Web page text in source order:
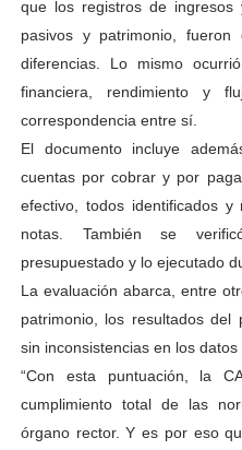
que los registros de ingresos
pasivos y patrimonio, fueron
diferencias. Lo mismo
financiera, rendimiento y
correspondencia entre sí.
El documento incluye
cuentas por cobrar y por
efectivo, todos identificados y
notas. También se
presupuestado y lo ejecutado
La evaluación abarca, entre
patrimonio, los resultados del
sin inconsistencias en los datos
“Con esta puntuación, la
cumplimiento total de las
órgano rector. Y es por eso